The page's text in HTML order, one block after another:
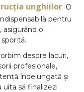
unghiilor. O
pentru
asigurând o
despre lacuri,
profesionale,
îndelungată și
uita să finalizezi